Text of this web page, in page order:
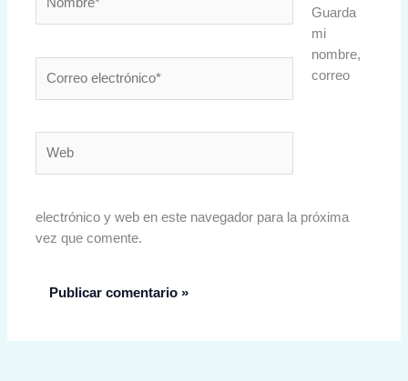
electrónico*
Guarda
mi
nombre,
correo
electrónico y web en este navegador para la próxima
vez que comente.